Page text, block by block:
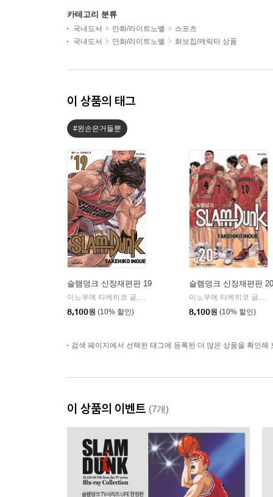
카테고리 분류
국내도서 만화/라이트노벨
스포츠
국내도서
만화/라이트노벨 화보집/캐릭터 상품
이 상품의 태그
#왼손은거들뿐
슬램덩크 신장재편판 19
이노우에 타케히코 글,그림
8,100원 (10% 할인)
슬램덩크 신장재편판 20
이노우에 타케히코 글,그림
8,100원 (10% 할인)
검색 페이지에서 선택된 태그에 등록된 더 많은 상품을 확인해
이 상품의 이벤트 (7개)